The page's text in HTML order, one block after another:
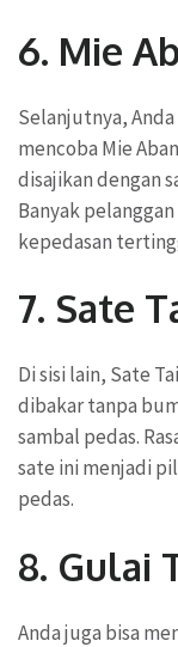
6. Mie
Selanjutnya,
mencoba Mie
disajikan dengan
Banyak
kepedasan
7. Sate
Di sisi lain, Sate
dibakar tanpa
sambal pedas.
sate ini menjadi
pedas.
8. Gulai
Anda juga bisa